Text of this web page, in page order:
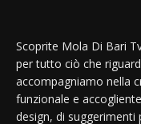
Scoprite Mola Di Bari
per tutto ciò che
accompagniamo nella
funzionale e
design, di